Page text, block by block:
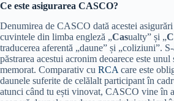
Ce este asigurarea CASCO?
Denumirea de CASCO dată acestei
cuvintele din limba engleză „Casualty” și „
traducerea aferentă „daune” și „coliziuni”.
păstrarea acestui acronim deoarece este
memorat. Comparativ cu RCA care este
daunele suferite de celălalt participant în
atunci când tu ești vinovat, CASCO vine în